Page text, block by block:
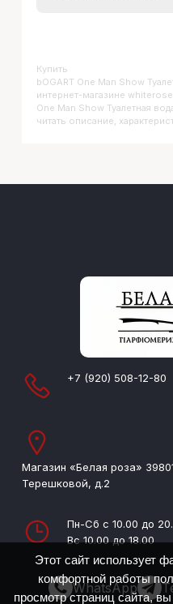
Купить
BOGART One Man Show
интернет-магазине
One Man Show Туалетная
читать описание,
+7 (920) 508-12-80
Магазин «Белая роза»
Терешковой, д.2
Пн-Сб с 10.00 до
Вс 10.00 до 18.00
WhatsApp
Этот сайт использует
комфортной работы
просмотр страниц сайта,